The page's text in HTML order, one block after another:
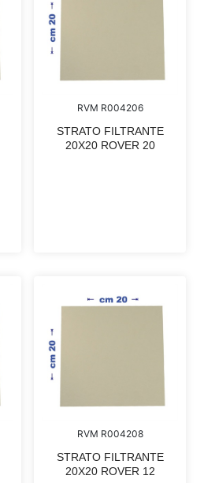
RVM R004206
STRATO FILTRANTE
20X20 ROVER 20
RVM R004208
STRATO FILTRANTE
20X20 ROVER 12